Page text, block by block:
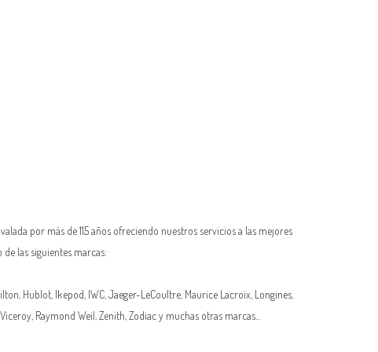
por más de 115 años ofreciendo nuestros servicios a las mejores
las siguientes marcas:
Hublot, Ikepod IWC, Jaeger-LeCoultre, Maurice Lacroix, Longines,
, Viceroy, Raymond Weil, Zenith, Zodiac y muchas otras marcas...